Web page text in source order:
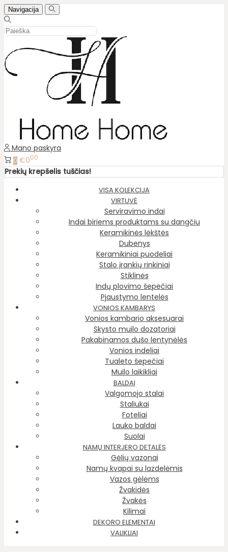
Navigacija
Mano paskyra
0 €000
Prekių krepšelis tuščias!
VISA KOLEKCIJA
VIRTUVĖ
Serviravimo indai
Indai biriems produktams su dangčiu
Keramikinės lėkštės
Dubenys
Keramikiniai puodeliai
Stalo įrankių rinkiniai
Stiklinės
Indų plovimo šepečiai
Pjaustymo lentelės
VONIOS KAMBARYS
Vonios kambario aksesuarai
Skysto muilo dozatoriai
Pakabinamos dušo lentynėlės
Vonios indeliai
Tualeto šepečiai
Muilo laikikliai
BALDAI
Valgomojo stalai
Staliukai
Foteliai
Lauko baldai
Suolai
NAMŲ INTERJERO DETALĖS
Gėlių vazonai
Namų kvapai su lazdelėmis
Vazos gėlėms
Žvakidės
Žvakės
Kilimai
DEKORO ELEMENTAI
VALIKLIAI